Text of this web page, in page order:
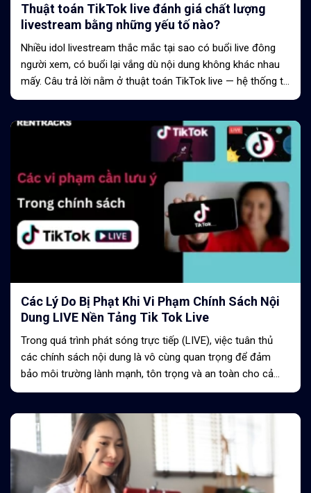
Thuật toán TikTok live đánh giá chất lượng
livestream bằng những yếu tố nào?
Nhiều idol livestream thắc mắc tại sao có buổi live đông
người xem, có buổi lại vắng dù nội dung không khác nhau
mấy. Câu trả lời nằm ở thuật toán TikTok live — hệ thống tự
động chấm điểm...
Các Lý Do Bị Phạt Khi Vi Phạm Chính Sách Nội
Dung LIVE Nền Tảng Tik Tok Live
Trong quá trình phát sóng trực tiếp (LIVE), việc tuân thủ
các chính sách nội dung là vô cùng quan trọng để đảm
bảo môi trường lành mạnh, tôn trọng và an toàn cho cả
người sáng tạo lẫn người...